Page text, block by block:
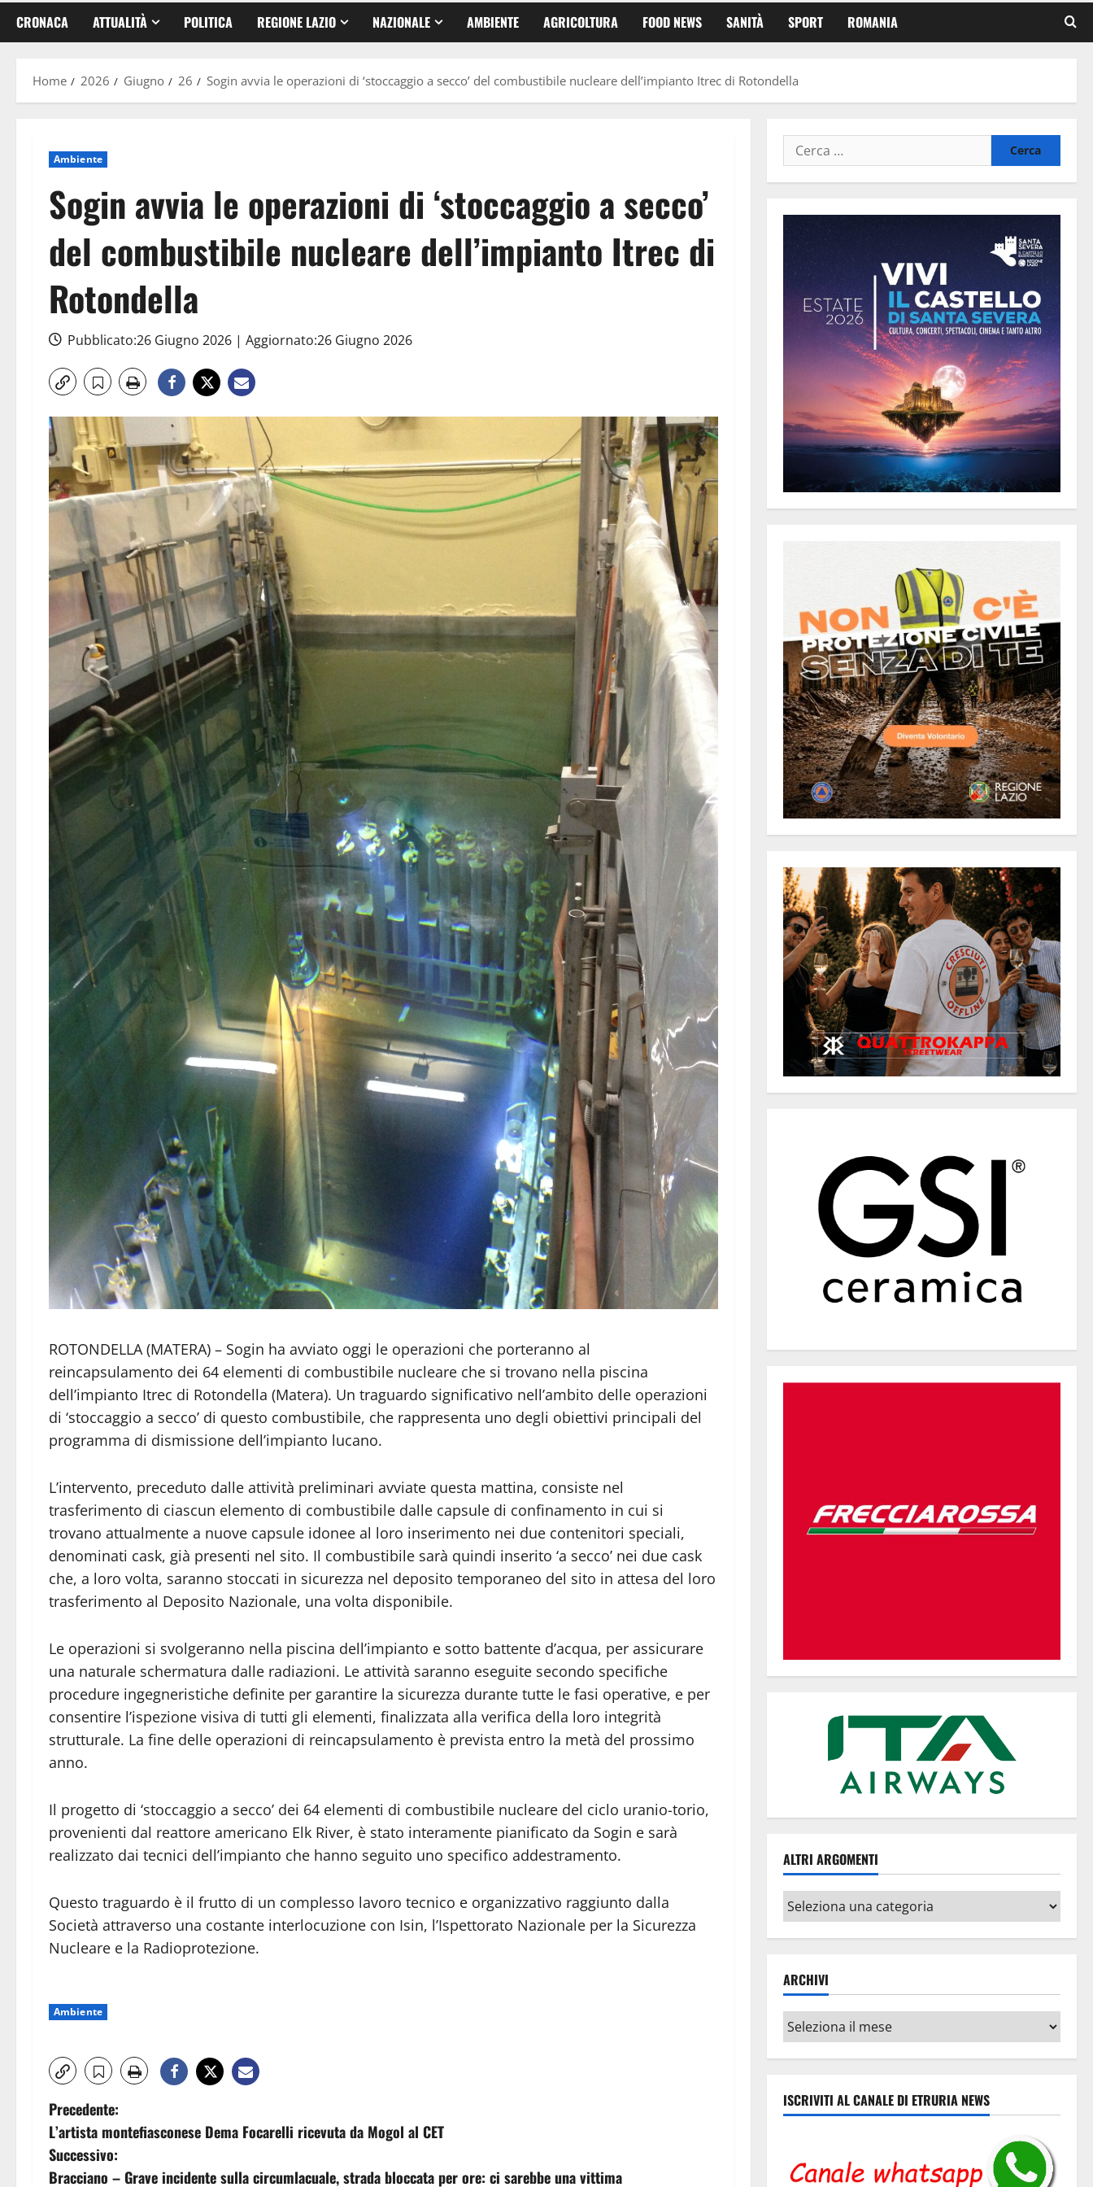
CRONACA ATTUALITÀ POLITICA REGIONE LAZIO NAZIONALE AMBIENTE AGRICOLTURA FOOD NEWS SANITÀ SPORT ROMANIA
Home 2026 Giugno 26 Sogin avvia le operazioni di ‘stoccaggio a secco’ del combustibile nucleare dell’impianto Itrec di Rotondella
Ambiente
Sogin avvia le operazioni di ‘stoccaggio a secco’
del combustibile nucleare dell’impianto Itrec di
Rotondella
Pubblicato:26 Giugno 2026 | Aggiornato:26 Giugno 2026
ROTONDELLA (MATERA) – Sogin ha avviato oggi le operazioni che porteranno al
reincapsulamento dei 64 elementi di combustibile nucleare che si trovano nella piscina
dell’impianto Itrec di Rotondella (Matera). Un traguardo significativo nell’ambito delle operazioni
di ‘stoccaggio a secco’ di questo combustibile, che rappresenta uno degli obiettivi principali del
programma di dismissione dell’impianto lucano.
L’intervento, preceduto dalle attività preliminari avviate questa mattina, consiste nel
trasferimento di ciascun elemento di combustibile dalle capsule di confinamento in cui si
trovano attualmente a nuove capsule idonee al loro inserimento nei due contenitori speciali,
denominati cask, già presenti nel sito. Il combustibile sarà quindi inserito ‘a secco’ nei due cask
che, a loro volta, saranno stoccati in sicurezza nel deposito temporaneo del sito in attesa del loro
trasferimento al Deposito Nazionale, una volta disponibile.
Le operazioni si svolgeranno nella piscina dell’impianto e sotto battente d’acqua, per assicurare
una naturale schermatura dalle radiazioni. Le attività saranno eseguite secondo specifiche
procedure ingegneristiche definite per garantire la sicurezza durante tutte le fasi operative, e per
consentire l’ispezione visiva di tutti gli elementi, finalizzata alla verifica della loro integrità
strutturale. La fine delle operazioni di reincapsulamento è prevista entro la metà del prossimo
anno.
Il progetto di ‘stoccaggio a secco’ dei 64 elementi di combustibile nucleare del ciclo uranio-torio,
provenienti dal reattore americano Elk River, è stato interamente pianificato da Sogin e sarà
realizzato dai tecnici dell’impianto che hanno seguito uno specifico addestramento.
Questo traguardo è il frutto di un complesso lavoro tecnico e organizzativo raggiunto dalla
Società attraverso una costante interlocuzione con Isin, l’Ispettorato Nazionale per la Sicurezza
Nucleare e la Radioprotezione.
Ambiente
N
a
Precedente:
L’artista montefiasconese Dema Focarelli ricevuta da Mogol al CET
Successivo:
Bracciano – Grave incidente sulla circumlacuale, strada bloccata per ore: ci sarebbe una vittima
Ricerca
per:
ALTRI ARGOMENTI
Altri
argomenti
ARCHIVI
Archivi
ISCRIVITI AL CANALE DI ETRURIA NEWS